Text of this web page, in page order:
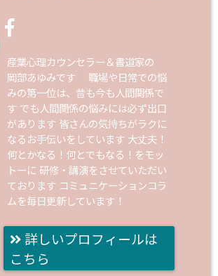
産業心理カウンセラー＆書道家の
岡部あゆみです 職場や日常での悩
みの第一位は、昔も今も人間関係で
す でも人間関係の悩みには必ず出口
があります 皆さんの気持ちがラクに
なるお手伝いをしています 大丈夫！
何とかなる！何とでもなる！をモッ
トーに 研修・講演をさせていただい
ております コミュニケーションコラ
ムを毎日更新しています！
詳しいプロフィールは
こちら